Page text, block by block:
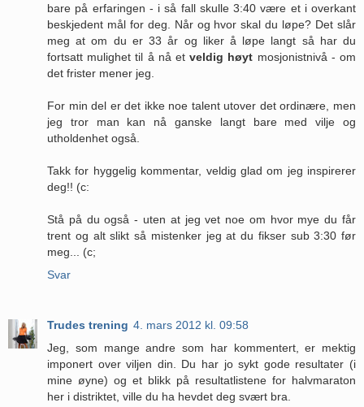
bare på erfaringen - i så fall skulle 3:40 være et i overkant
beskjedent mål for deg. Når og hvor skal du løpe? Det slår
meg at om du er 33 år og liker å løpe langt så har du
fortsatt mulighet til å nå etveldig høyt mosjonistnivå - om
det frister mener jeg.
For min del er det ikke noe talent utover det ordinære, men
jeg tror man kan nå ganske langt bare med vilje og
utholdenhet også.
Takk for hyggelig kommentar, veldig glad om jeg inspirerer
deg!! (c:
Stå på du også - uten at jeg vet noe om hvor mye du får
trent og alt slikt så mistenker jeg at du fikser sub 3:30 før
meg... (c;
Svar
Trudes trening 4. mars 2012 kl. 09:58
Jeg, som mange andre som har kommentert, er mektig
imponert over viljen din. Du har jo sykt gode resultater (i
mine øyne) og et blikk på resultatlistene for halvmaraton
her i distriktet, ville du ha hevdet deg svært bra.